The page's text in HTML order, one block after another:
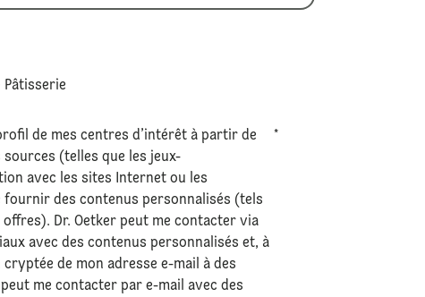
Pâtisserie
de mes centres d’intérêt à partir de
(telles que les jeux-
avec les sites Internet ou les
fournir des contenus personnalisés (tels
Dr. Oetker peut me contacter via
avec des contenus personnalisés et, à
de mon adresse e-mail à des
me contacter par e-mail avec des
*